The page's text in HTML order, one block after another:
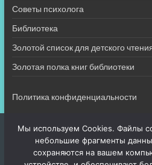
Советы психолога
Библиотека
Золотой список для детского
Золотая полка книг библиотеки
Политика конфиденциальности
Мы используем Cookies. Файлы
небольшие фрагменты
сохраняются на вашем